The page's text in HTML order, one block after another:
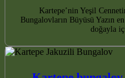
Kartepe’nin Yeşil
Bungalovların Büyüsü Yazın
doğayla